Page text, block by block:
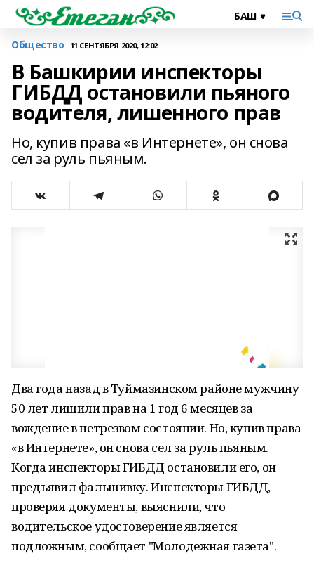
Общество 11 СЕНТЯБРЯ 2020, 12:02
В Башкирии инспекторы
ГИБДД остановили пьяного
водителя, лишенного прав
Но, купив права «в Интернете», он снова
сел за руль пьяным.
Два года назад в Туймазинском районе мужчину
50 лет лишили прав на 1 год 6 месяцев за
вождение в нетрезвом состоянии. Но, купив права
«в Интернете», он снова сел за руль пьяным.
Когда инспекторы ГИБДД остановили его, он
предъявил фальшивку. Инспекторы ГИБДД,
проверяя документы, выяснили, что
водительское удостоверение является
подложным, сообщает "Молодежная газета".